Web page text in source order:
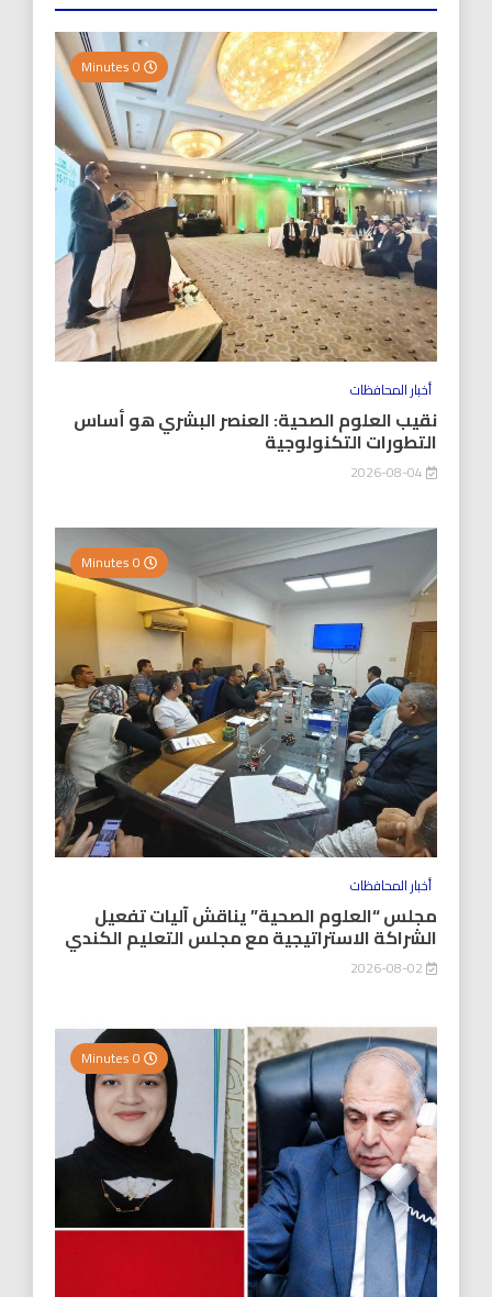
أخبار المحافظات
نقيب العلوم الصحية: العنصر البشري هو أساس
التطورات التكنولوجية
أخبار المحافظات
مجلس “العلوم الصحية” يناقش آليات تفعيل
الشراكة الاستراتيجية مع مجلس التعليم الكندي